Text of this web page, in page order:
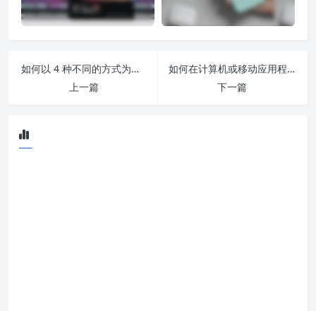
如何以 4 种不同的方式为您的视频添加和编辑 YouTube 字幕
上一篇
如何在计算机或移动应用程序中循环播放 YouTube 视频
下一篇